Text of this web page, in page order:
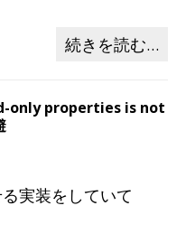
続きを読む…
only properties is not
実装をしていて